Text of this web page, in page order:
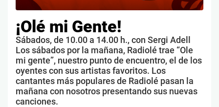
¡Olé mi Gente!
Sábados, de 10.00 a 14.00 h., con Sergi Adell
Los sábados por la mañana, Radiolé trae “Ole
mi gente”, nuestro punto de encuentro, el de los
oyentes con sus artistas favoritos. Los
cantantes más populares de Radiolé pasan la
mañana con nosotros presentando sus nuevas
canciones.